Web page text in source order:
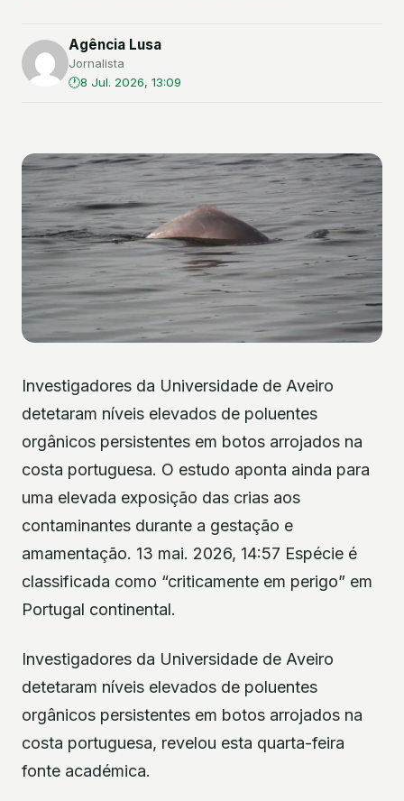
Agência Lusa
Jornalista
8 Jul. 2026, 13:09
Investigadores da Universidade de Aveiro
detetaram níveis elevados de poluentes
orgânicos persistentes em botos arrojados na
costa portuguesa. O estudo aponta ainda para
uma elevada exposição das crias aos
contaminantes durante a gestação e
amamentação. 13 mai. 2026, 14:57 Espécie é
classificada como “criticamente em perigo” em
Portugal continental.
Investigadores da Universidade de Aveiro
detetaram níveis elevados de poluentes
orgânicos persistentes em botos arrojados na
costa portuguesa, revelou esta quarta-feira
fonte académica.